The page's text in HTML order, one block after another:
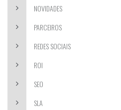
NOVIDADES
PARCEIROS
REDES SOCIAIS
ROI
SEO
SLA